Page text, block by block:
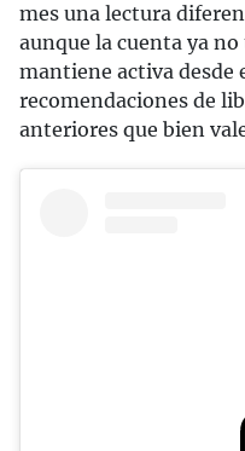
mes una lectura
aunque la cuenta ya
mantiene activa desde
recomendaciones de
anteriores que bien